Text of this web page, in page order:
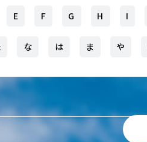
国内グループ会社
海外現地法人
三国間輸送サービス
危険品混載輸送サービス
E F G H I
な は ま や